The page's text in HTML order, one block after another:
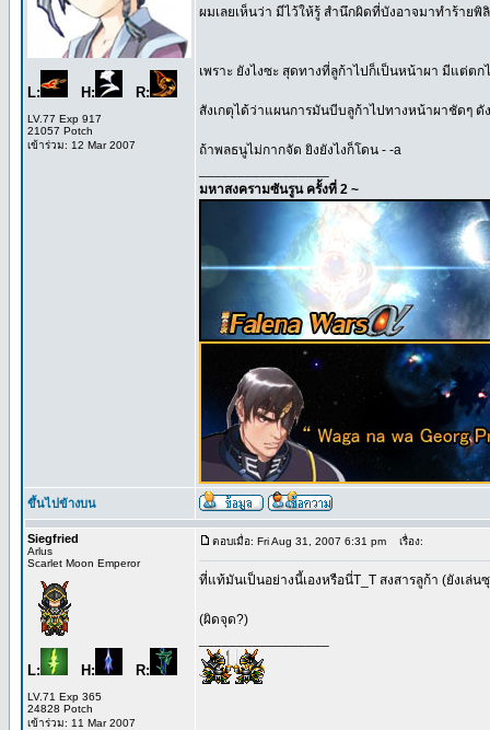
L: H: R:
LV.77 Exp 917
21057 Potch
เข้าร่วม: 12 Mar 2007
ผมเลยเห็นว่า มีไว้ให้รู้ สำนึกผิดที่บังอาจมาทำร้ายพิ
เพราะ ยังไงซะ สุดทางที่ลูก้าไปก็เป็นหน้าผา มีแต่ต
สังเกตุได้ว่าแผนการมันบีบลูก้าไปทางหน้าผาชัดๆ
ถ้าพลธนูไม่กากจัด ยิงยังไงก็โดน - -a
มหาสงครามซันรูน ครั้งที่ 2 ~
ขึ้นไปข้างบน
Siegfried
Arlus
Scarlet Moon Emperor
L: H: R:
LV.71 Exp 365
24828 Potch
เข้าร่วม: 11 Mar 2007
ตอบเมื่อ: Fri Aug 31, 2007 6:31 pm เรื่อง:
ที่แท้มันเป็นอย่างนี้เองหรือนี่T_T สงสารลูก้า (ยังเล่น
(ผิดจุด?)